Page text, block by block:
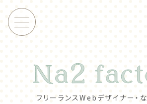
フリーランスWebデザイナー・